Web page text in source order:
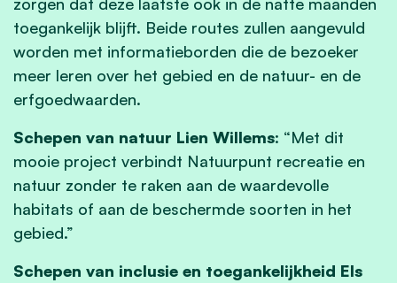
toegankelijk blijft. Beide routes zullen aangevuld
worden met informatieborden die de bezoeker
meer leren over het gebied en de natuur- en de
erfgoedwaarden.
Schepen van natuur Lien Willems: “Met dit
mooie project verbindt Natuurpunt recreatie en
natuur zonder te raken aan de waardevolle
habitats of aan de beschermde soorten in het
gebied.”
Schepen van inclusie en toegankelijkheid Els